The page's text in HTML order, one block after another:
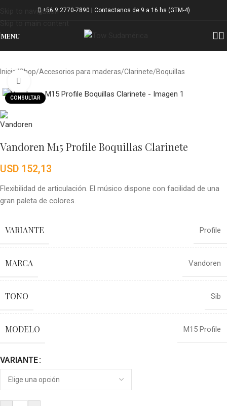
Skip to navigation
Skip to main content
+56 9 2770-7890 | Contactanos de 9 a 16 hs (GTM-4)
MENU
Inicio /Shop/Accesorios para maderas/Clarinete/Boquillas
CONSULTAR
Vandoren M15 Profile Boquillas Clarinete
USD 152,13
Flexibilidad de articulación. El músico dispone con facilidad de una
gran paleta de colores.
VARIANTE Profile
MARCA Vandoren
TONO Sib
MODELO M15 Profile
VARIANTE